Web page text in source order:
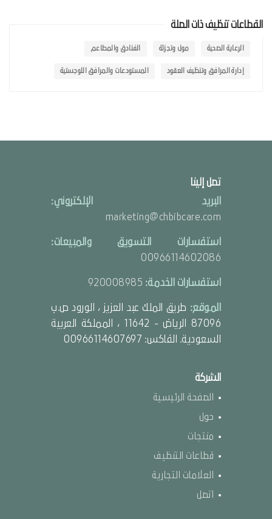
القطاعات تنظيف ذات الصلة
الرعاية الصحية مول وتجزئة الفنادق والمطاعم
إدارة المرافق وتنظيف العقود المستودعات والمرافق اللوجستية
تصل إلينا
البريد الإلكتروني:
marketing@chbibcare.com
استفسارات التسويق والمبيعات:
00966114602086
استفسارات الخدمة: 920008985
الموقع: طريق الملك عبد العزيز ، الورود ص.ب
87096 الرياض - 11642 ، المملكة العربية
السعودية. الفاكس: 00966114607697
الشركة
الصفحة الرئيسية
حول
منتجات
قطاعات التنظيف
العلامات التجارية
اتصل